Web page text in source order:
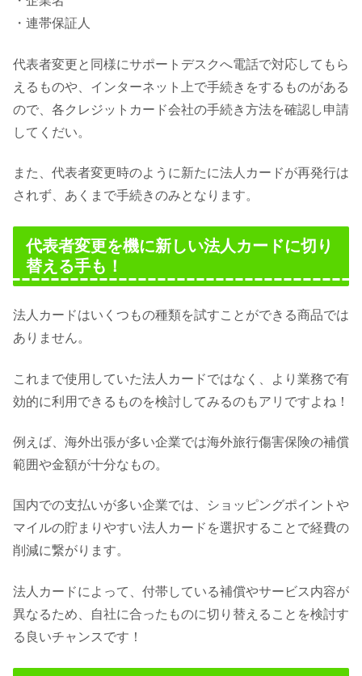
・連帯保証人
代表者変更と同様にサポートデスクへ電話で対応してもら
えるものや、インターネット上で手続きをするものがある
ので、各クレジットカード会社の手続き方法を確認し申請
してくだい。
また、代表者変更時のように新たに法人カードが再発行は
されず、あくまで手続きのみとなります。
代表者変更を機に新しい法人カードに切り
替える手も！
法人カードはいくつもの種類を試すことができる商品では
ありません。
これまで使用していた法人カードではなく、より業務で有
効的に利用できるものを検討してみるのもアリですよね！
例えば、海外出張が多い企業では海外旅行傷害保険の補償
範囲や金額が十分なもの。
国内での支払いが多い企業では、ショッピングポイントや
マイルの貯まりやすい法人カードを選択することで経費の
削減に繋がります。
法人カードによって、付帯している補償やサービス内容が
異なるため、自社に合ったものに切り替えることを検討す
る良いチャンスです！